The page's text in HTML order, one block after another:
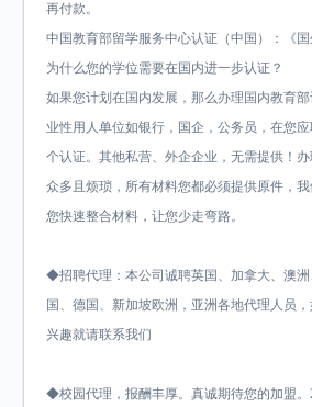
再付款。
中国教育部留学服务中心认证（中国）：《国
为什么您的学位需要在国内进一步认证？
如果您计划在国内发展，那么办理国内教育
业性用人单位如银行，国企，公务员，在您
个认证。其他私营、外企企业，无需提供！
众多且烦琐，所有材料您都必须提供原件，
您快速整合材料，让您少走弯路。
◆招聘代理：本公司诚聘英国、加拿大、澳
国、德国、新加坡欧洲，亚洲各地代理人员
兴趣就请联系我们
◆校园代理，报酬丰厚。真诚期待您的加盟。